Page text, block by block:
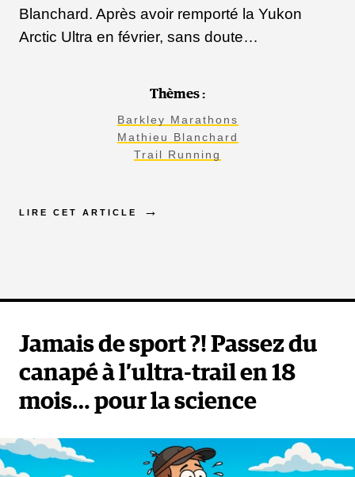
Blanchard. Après avoir remporté la Yukon
Arctic Ultra en février, sans doute…
Thèmes :
Barkley Marathons
Mathieu Blanchard
Trail Running
LIRE CET ARTICLE
Jamais de sport ?! Passez du
canapé à l’ultra-trail en 18
mois… pour la science